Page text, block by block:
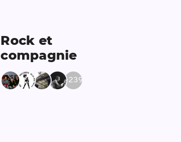
Rock et
compagnie
+239